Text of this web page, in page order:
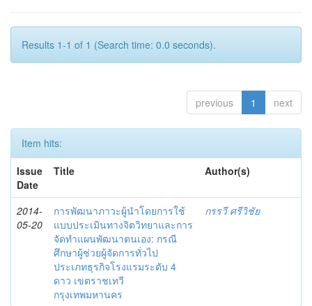
Results 1-1 of 1 (Search time: 0.0 seconds).
previous 1 next
Item hits:
Issue
Date
Title Author(s)
2014-
05-20
การพัฒนาภาวะผู้นำโดยการใช้
แบบประเมินทางจิตวิทยาและการ
จัดทำแผนพัฒนาตนเอง: กรณี
ศึกษาผู้ช่วยผู้จัดการทั่วไป
ประเภทธุรกิจโรงแรมระดับ 4
ดาว เขตราชเทวี
กรุงเทพมหานคร
กรรวี ศรีวิชัย